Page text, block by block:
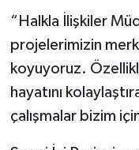
“Halkla İlişkiler
projelerimizin
koyuyoruz.
hayatını
çalışmalar bizim